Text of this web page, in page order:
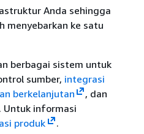
Anda sehingga
menyebarkan ke satu
berbagai sistem untuk
sumber, integrasi
berkelanjutan
, dan
Untuk informasi
produk
.